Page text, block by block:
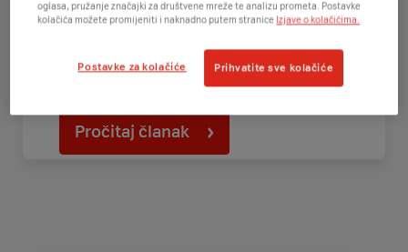
Predstavljamo pet funkcionalnosti PS Portal
daljinskog kontrolera koje su osvojile
gejmere diljem svijeta.
Pročitaj članak
oglasa, pružanje značajki za društvene mreže te analizu prometa. Postavke
kolačića možete promijeniti i naknadno putem stranice Izjave o kolačićima.
Postavke za kolačiće Prihvatite sve kolačiće